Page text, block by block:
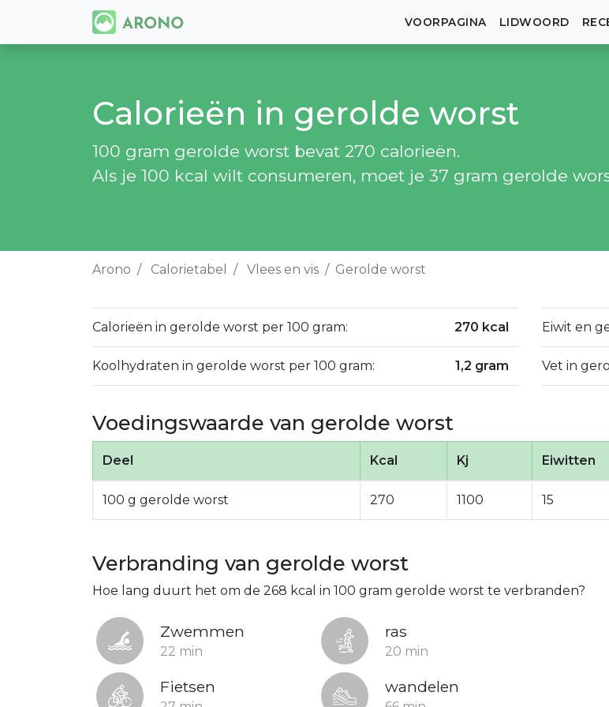
VOORPAGINA LIDWOORD
Calorieën in gerolde worst
100 gram gerolde worst bevat 270 calorieën.
Als je 100 kcal wilt consumeren, moet je 37 gram gerolde
Arono Calorietabel Vlees en vis Gerolde worst
Calorieën in gerolde worst per 100 gram: 270 kcal
Koolhydraten in gerolde worst per 100 gram: 1,2 gram
Eiwit en
Vet in
Voedingswaarde van gerolde worst
Deel Kcal Kj Eiwitten
100 g gerolde worst 270 1100 15
Verbranding van gerolde worst
Hoe lang duurt het om de 268 kcal in 100 gram gerolde worst te verbranden?
Zwemmen
22 min
ras
20 min
Fietsen wandelen